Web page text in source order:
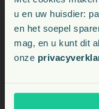
u en uw huisdier:
en het soepel
mag, en u kunt dit
onze
Kan Vet-
worden ingezet?
Derma Liquid